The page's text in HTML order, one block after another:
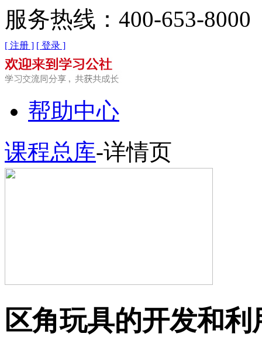
服务热线：400-653-8000
[ 注册 ] [ 登录 ]
帮助中心
课程总库-详情页
区角玩具的开发和利